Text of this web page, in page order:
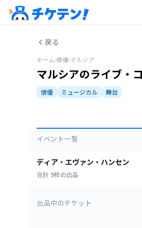
戻る
ホーム›俳優›マルシア
マルシアのライブ・
俳優 ミュージカル 舞台
イベント一覧
ディア・エヴァン・ハンセン
合計 9枚の出品
EXシアター有明(東京ドリームパーク内
出品中のチケット